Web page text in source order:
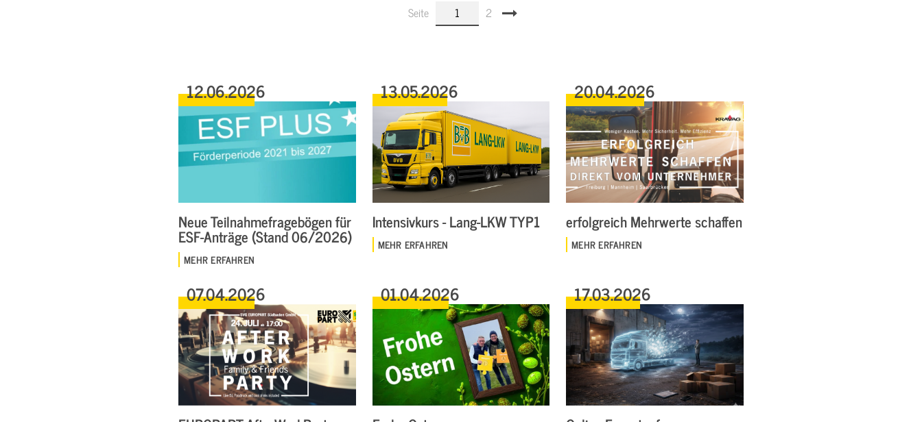
Seite 1 2
12.06.2026
Neue Teilnahmefragebögen für
ESF-Anträge (Stand 06/2026)
MEHR ERFAHREN
13.05.2026
Intensivkurs - Lang-LKW TYP1
MEHR ERFAHREN
20.04.2026
erfolgreich Mehrwerte schaffen
MEHR ERFAHREN
07.04.2026 01.04.2026 17.03.2026